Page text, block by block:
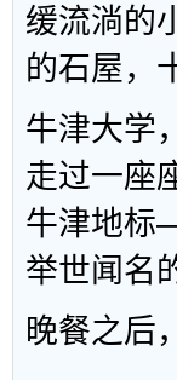
缓流淌的
的石屋，
牛津大学
走过一座
牛津地标
举世闻名
晚餐之后